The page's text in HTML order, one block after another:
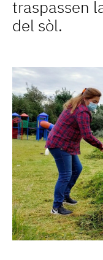
traspassen
del sòl.